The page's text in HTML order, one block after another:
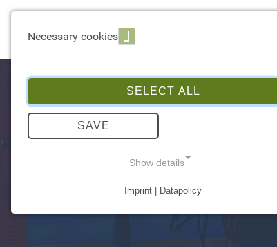
Necessary cookies
SELECT ALL
SAVE
Show details
Imprint | Datapolicy